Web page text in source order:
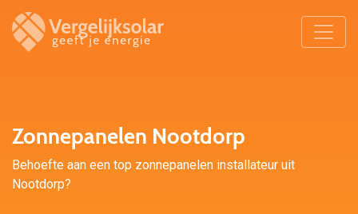
Zonnepanelen Nootdorp
Behoefte aan een top zonnepanelen installateur uit
Nootdorp?